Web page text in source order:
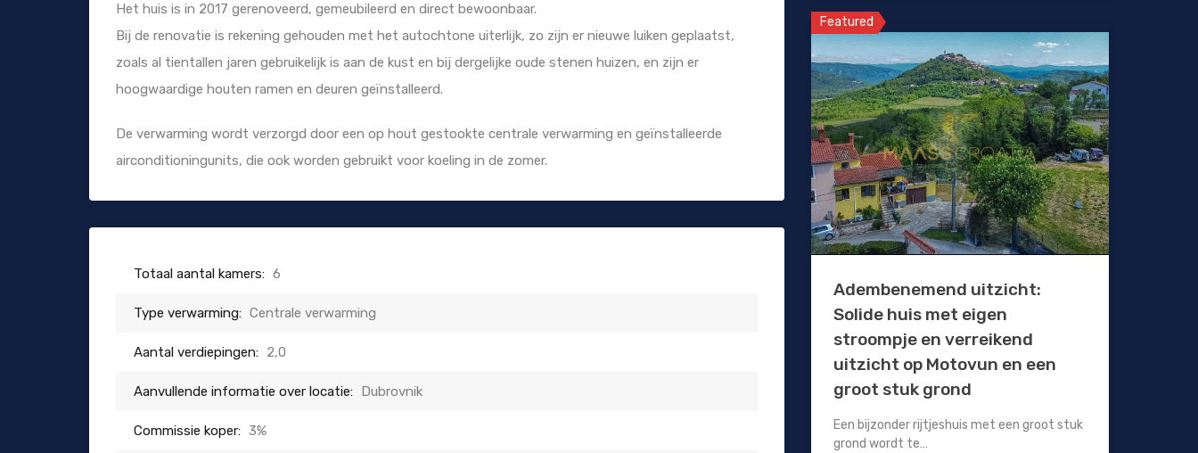
Het huis is in 2017 gerenoveerd, gemeubileerd en direct bewoonbaar.
Bij de renovatie is rekening gehouden met het autochtone uiterlijk, zo zijn er nieuwe luiken geplaatst,
zoals al tientallen jaren gebruikelijk is aan de kust en bij dergelijke oude stenen huizen, en zijn er
hoogwaardige houten ramen en deuren geïnstalleerd.
De verwarming wordt verzorgd door een op hout gestookte centrale verwarming en geïnstalleerde
airconditioningunits, die ook worden gebruikt voor koeling in de zomer.
Totaal aantal kamers: 6
Type verwarming: Centrale verwarming
Aantal verdiepingen: 2,0
Aanvullende informatie over locatie: Dubrovnik
Commissie koper: 3%
Featured
Adembenemend uitzicht:
Solide huis met eigen
stroompje en verreikend
uitzicht op Motovun en een
groot stuk grond
Een bijzonder rijtjeshuis met een groot stuk
grond wordt te…